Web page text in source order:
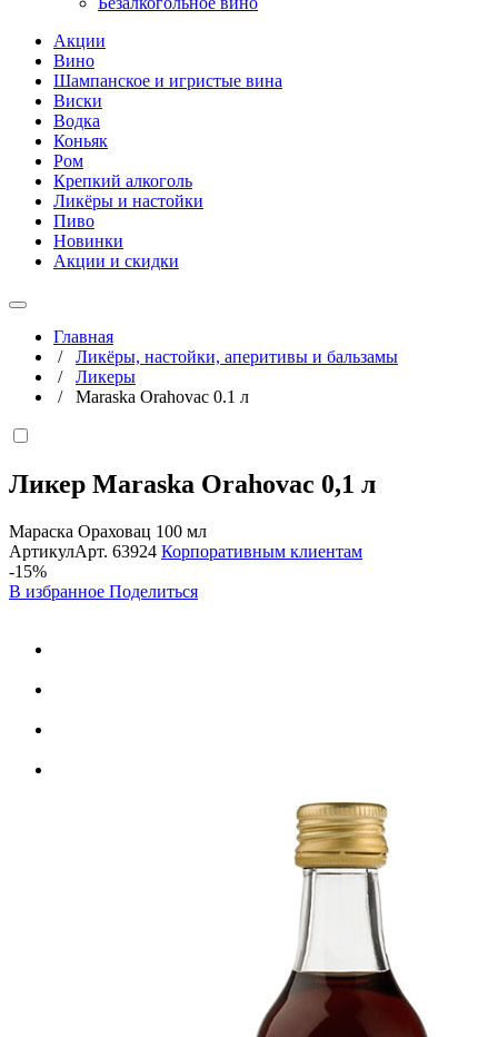
Акции
Вино
Шампанское и игристые вина
Виски
Водка
Коньяк
Ром
Крепкий алкоголь
Ликёры и настойки
Пиво
Новинки
Акции и скидки
Главная
/ Ликёры, настойки, аперитивы и бальзамы
/ Ликеры
/ Maraska Orahovac 0.1 л
Ликер Maraska Orahovac 0,1 л
Мараска Ораховац 100 мл
АртикулАрт. 63924 Корпоративным клиентам
-15%
В избранное Поделиться